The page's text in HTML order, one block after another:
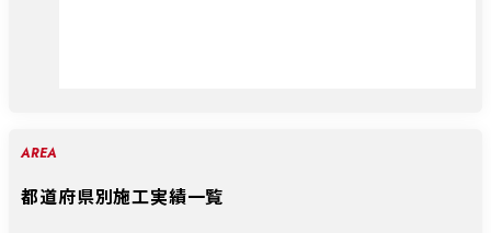
AREA
都道府県別施工実績一覧